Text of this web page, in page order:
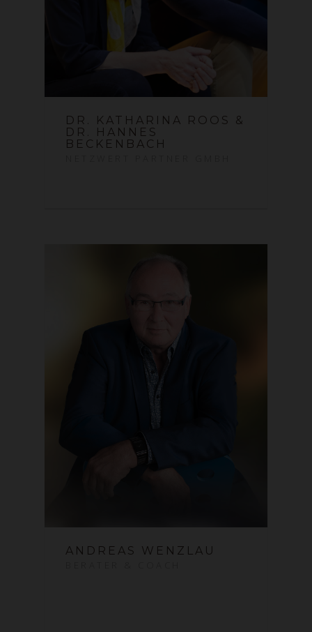
DR. KATHARINA ROOS &
DR. HANNES
BECKENBACH
ANDREAS WENZLAU